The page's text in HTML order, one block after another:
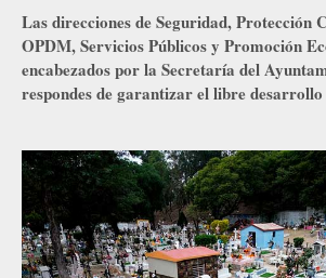
Las direcciones de Seguridad, Protección
OPDM, Servicios Públicos y Promoción
encabezados por la Secretaría del
respondes de garantizar el libre desarrollo